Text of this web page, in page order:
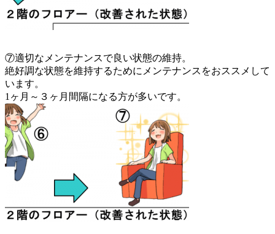
⑦適切なメンテナンスで良い状態の維持。
絶好調な状態を維持するためにメンテナンスをおススメして
います。
1ヶ月～３ヶ月間隔になる方が多いです。